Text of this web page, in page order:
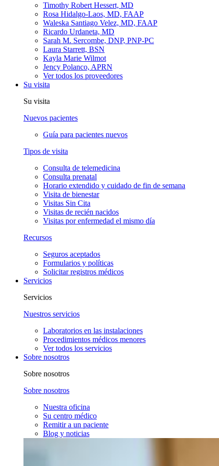
Timothy Robert Hessert, MD
Rosa Hidalgo-Laos, MD, FAAP
Waleska Santiago Velez, MD, FAAP
Ricardo Urdaneta, MD
Sarah M. Sercombe, DNP, PNP-PC
Laura Starrett, BSN
Kayla Marie Wilmot
Jency Polanco, APRN
Ver todos los proveedores
Su visita
Su visita
Nuevos pacientes
Guía para pacientes nuevos
Tipos de visita
Consulta de telemedicina
Consulta prenatal
Horario extendido y cuidado de fin de semana
Visita de bienestar
Visitas Sin Cita
Visitas de recién nacidos
Visitas por enfermedad el mismo día
Recursos
Seguros aceptados
Formularios y políticas
Solicitar registros médicos
Servicios
Servicios
Nuestros servicios
Laboratorios en las instalaciones
Procedimientos médicos menores
Ver todos los servicios
Sobre nosotros
Sobre nosotros
Sobre nosotros
Nuestra oficina
Su centro médico
Remitir a un paciente
Blog y noticias